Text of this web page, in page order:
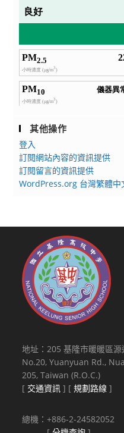
其他操作
登入
訂閱網站內容的資訊提供
訂閱留言的資訊提供
WordPress.org 台灣繁體中
地址：205 基隆市暖暖區
No.20, Yuanyuan Rd.,
205, Taiwan (R.O.C.)
[ 交通資訊 ] [規劃路線 ]
總機：+886-2-24582052